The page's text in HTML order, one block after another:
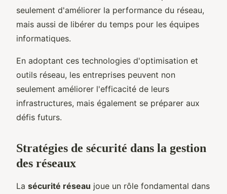
seulement d'améliorer la performance du réseau,
mais aussi de libérer du temps pour les équipes
informatiques.
En adoptant ces technologies d'optimisation et
outils réseau, les entreprises peuvent non
seulement améliorer l'efficacité de leurs
infrastructures, mais également se préparer aux
défis futurs.
Stratégies de sécurité dans la gestion
des réseaux
La sécurité réseau joue un rôle fondamental dans